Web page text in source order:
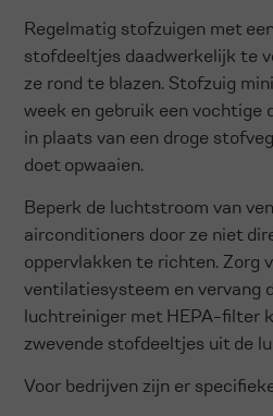
Regelmatig stofzuigen met
stofdeeltjes daadwerkelijk te
ze rond te blazen. Stofzuig
week en gebruik een vochtige
in plaats van een droge
doet opwaaien.
Beperk de luchtstroom van
airconditioners door ze niet
oppervlakken te richten. Zorg
ventilatiesysteem en vervang
luchtreiniger met HEPA-filter
zwevende stofdeeltjes uit de
Voor bedrijven zijn er